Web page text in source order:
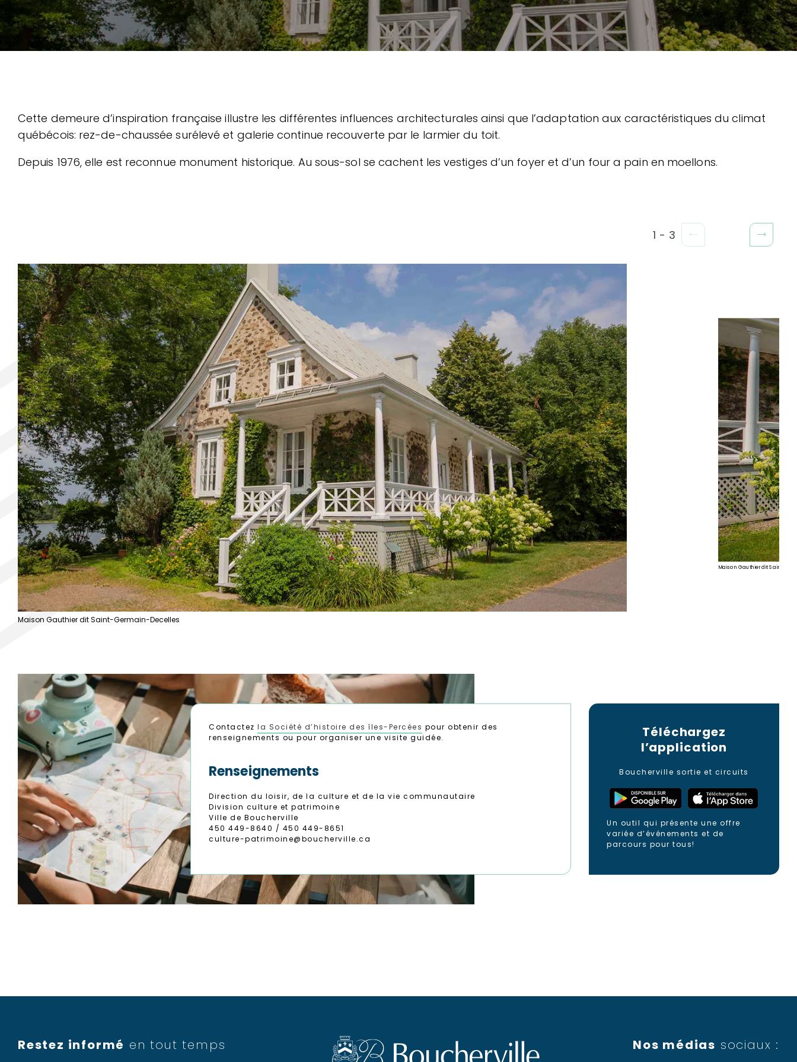
Cette demeure d’inspiration française illustre les différentes influences architecturales ainsi que l’adaptation aux caractéristiques du climat
québécois: rez-de-chaussée surélevé et galerie continue recouverte par le larmier du toit.
Depuis 1976, elle est reconnue monument historique. Au sous-sol se cachent les vestiges d’un foyer et d’un four a pain en moellons.
1 - 3
Maison Gauthier dit Saint-Germain-Decelles
Maison Gauthier dit Saint-
Contactez la Société d’histoire des îles-Percées pour obtenir des
renseignements ou pour organiser une visite guidée.
Renseignements
Direction du loisir, de la culture et de la vie communautaire
Division culture et patrimoine
Ville de Boucherville
450 449-8640 / 450 449-8651
culture-patrimoine@boucherville.ca
Téléchargez
l’application
Boucherville sortie et circuits
Un outil qui présente une offre
variée d’événements et de
parcours pour tous!
Restez informé en tout temps Nos médias sociaux :